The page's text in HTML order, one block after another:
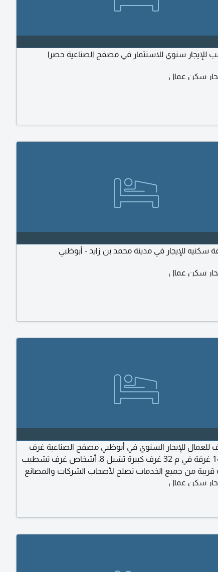
سنوي للاستثمار في مصفح الصناعية حصرا
سكن عمال
للإيجار في مدينة محمد بن زايد - أبوظبي
سكن عمال
للإيجار السنوي في أبوظبي مصفح الصناعية غرف
عمال عدد 14 غرفة في م 32 غرف كبيرة تشيل 8، أشخاص غرف تشطيب
قريبة من جميع الخدمات تصلح لأصحاب الشركات والمصانع
مفر ق الصناعية للجادين فقط يمنع الوسطاء
سكن عمال